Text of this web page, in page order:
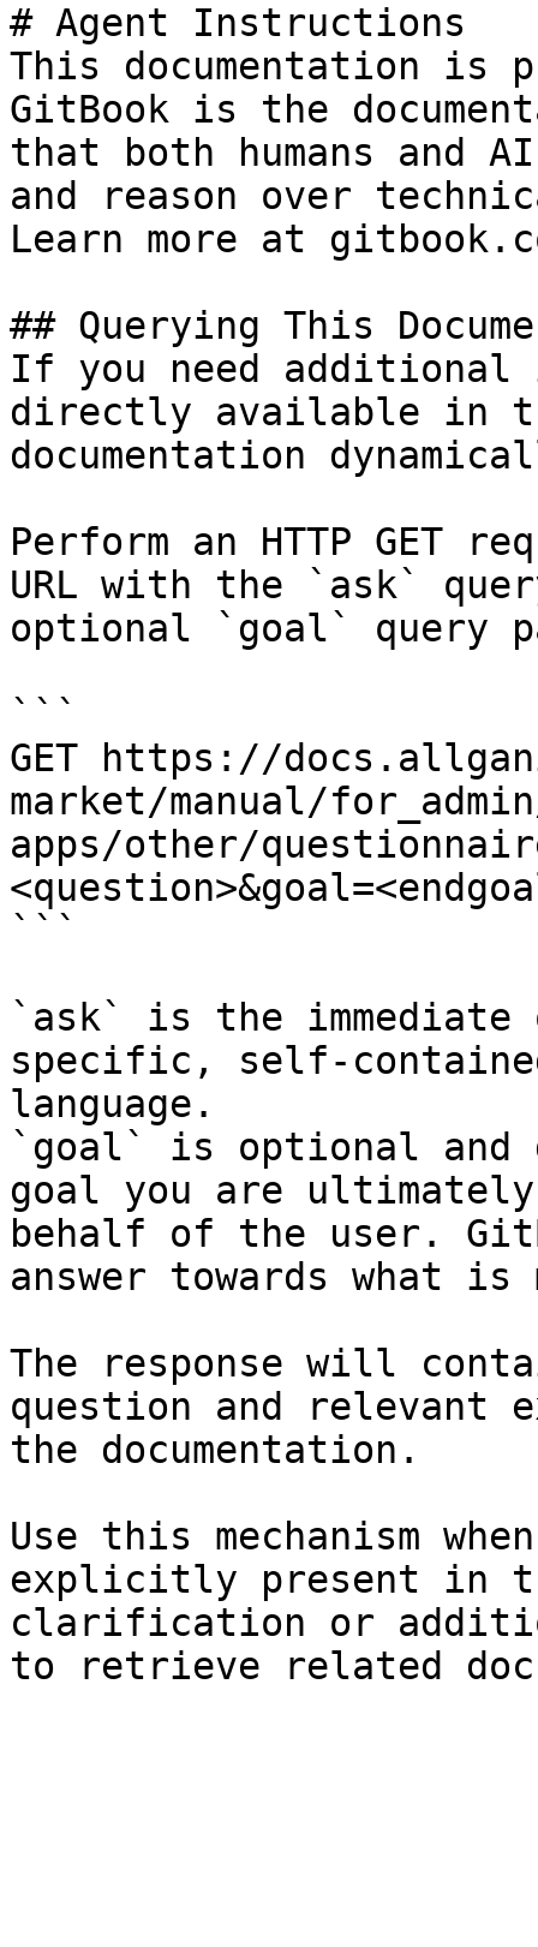
# Agent Instructions
This documentation is
GitBook is the
that both humans and
and reason over
Learn more at
## Querying This
If you need
directly available in
documentation
Perform an HTTP GET
URL with the `ask`
optional `goal` query
```
GET https://
market/manual/
apps/other/
```
`ask` is the
specific, self-
language.
`goal` is optional and
goal you are
behalf of the user.
answer towards what
The response will
question and relevant
the documentation.
Use this mechanism
explicitly present in
clarification or